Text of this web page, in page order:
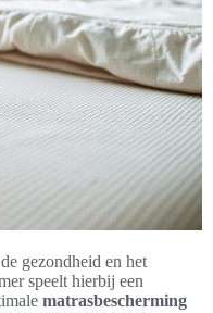
gezondheid en het
speelt hierbij een
matrasbescherming